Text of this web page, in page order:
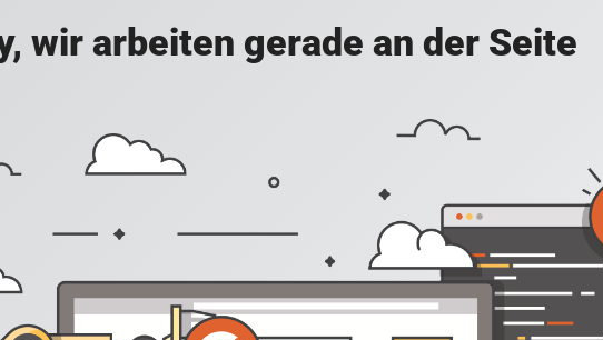
wir arbeiten gerade an der Seite